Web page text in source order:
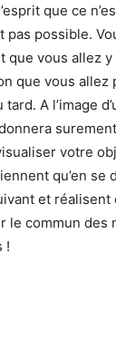
que ce
pas possible.
que vous allez
que vous
A l’image
votre
qu’en se
et
le commun des
!